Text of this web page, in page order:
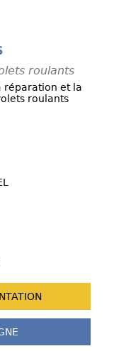
roulants
réparation et la
roulants